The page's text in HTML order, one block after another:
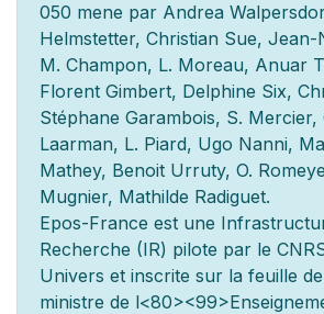
050 mene par Andrea
Helmstetter, Christian Sue, Jean-
M. Champon, L. Moreau, Anuar
Florent Gimbert, Delphine Six,
Stéphane Garambois, S. Mercier,
Laarman, L. Piard, Ugo Nanni,
Mathey, Benoit Urruty, O.
Mugnier, Mathilde Radiguet.
Epos-France est une
Recherche (IR) pilote par le
Univers et inscrite sur la feuille
ministre de l